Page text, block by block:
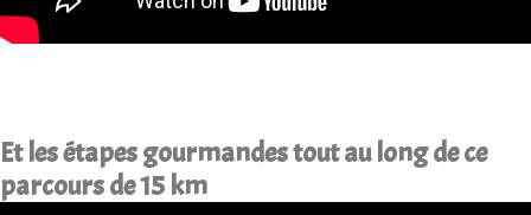
Et les étapes gourmandes tout au long de ce
parcours de 15 km